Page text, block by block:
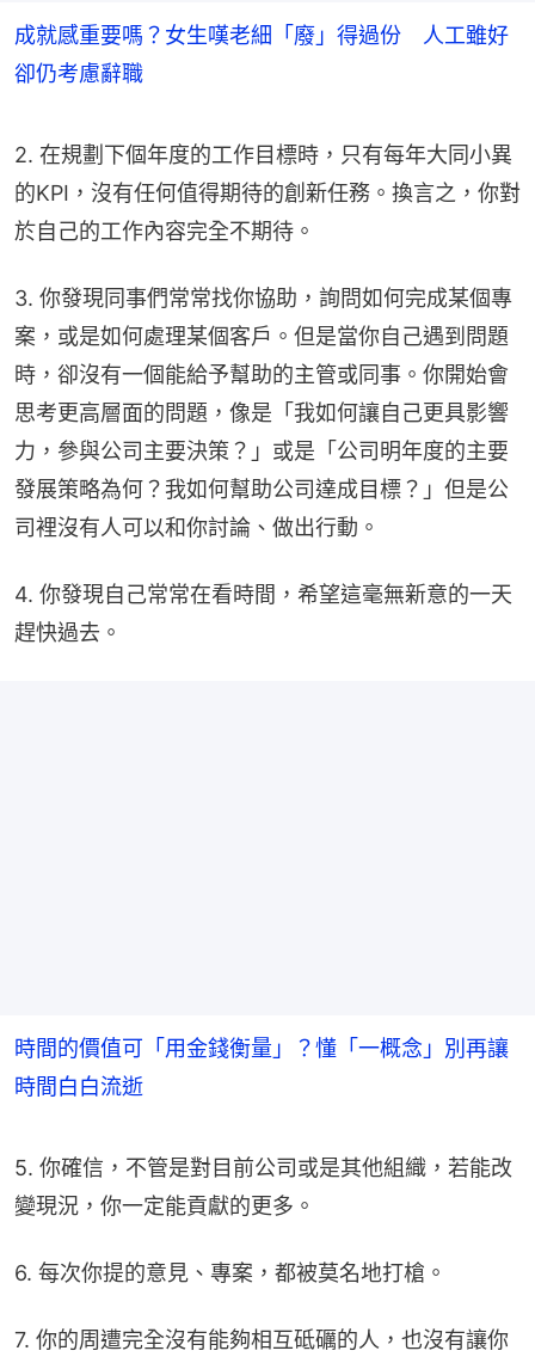
成就感重要嗎？女生嘆老細「廢」得過份 人工雖好
卻仍考慮辭職
2. 在規劃下個年度的工作目標時，只有每年大同小異
的KPI，沒有任何值得期待的創新任務。換言之，你對
於自己的工作內容完全不期待。
3. 你發現同事們常常找你協助，詢問如何完成某個專
案，或是如何處理某個客戶。但是當你自己遇到問題
時，卻沒有一個能給予幫助的主管或同事。你開始會
思考更高層面的問題，像是「我如何讓自己更具影響
力，參與公司主要決策？」或是「公司明年度的主要
發展策略為何？我如何幫助公司達成目標？」但是公
司裡沒有人可以和你討論、做出行動。
4. 你發現自己常常在看時間，希望這毫無新意的一天
趕快過去。
時間的價值可「用金錢衡量」？懂「一概念」別再讓
時間白白流逝
5. 你確信，不管是對目前公司或是其他組織，若能改
變現況，你一定能貢獻的更多。
6. 每次你提的意見、專案，都被莫名地打槍。
7. 你的周遭完全沒有能夠相互砥礪的人，也沒有讓你